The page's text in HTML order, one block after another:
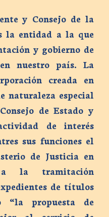
y Consejo de la
la entidad a la que
y gobierno de
nuestro país. La
creada en
naturaleza especial
de Estado y
de interés
sus funciones el
de Justicia en
la tramitación
de títulos
“la propuesta de